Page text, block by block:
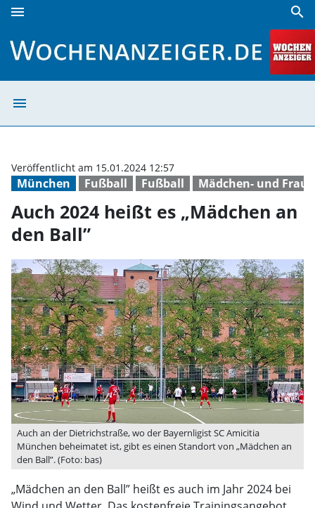
menu search
menu
München Fußball Fußball Mädchen- und
Veröffentlicht am 15.01.2024 12:57
Auch 2024 heißt es „Mädchen an
den Ball”
Auch an der Dietrichstraße, wo der Bayernligist SC Amicitia
München beheimatet ist, gibt es einen Standort von „Mädchen an
den Ball”. (Foto: bas)
„Mädchen an den Ball” heißt es auch im Jahr 2024 bei